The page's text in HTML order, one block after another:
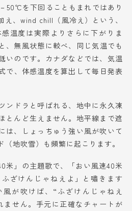
50℃を下回ることも まれでは あり
え 、 wind chill（ 風冷え ）という、
温度 は 実際より さらに下がりま
、無風状態に較べ、同じ気温でも
いのです。カナダなどでは、気温
で、 体感温度を算出して毎日 発表
ンドラと呼ばれる、地中 に永久凍
とんど生えません。地平線まで遮
には、 しょっちゅう 強い風が吹いて
地吹雪） も 頻繁に起こります。
米」 の主題歌で、
「おい風速40米
ざけんじゃねえよ」と 嘯きます
風が吹けば、“ふざけんじゃねえ
せん。 手元に 正確なチャートが